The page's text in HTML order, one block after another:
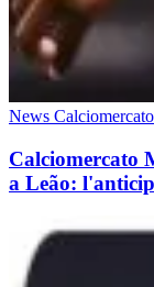
News Calciomercato
Calciomercato
a Leão: